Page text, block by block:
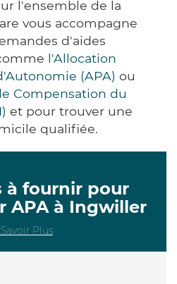
l'ensemble de la
vous accompagne
d'aides
l'Allocation
(APA) ou
Compensation du
et pour trouver une
qualifiée.
à fournir pour
APA à Ingwiller
Plus